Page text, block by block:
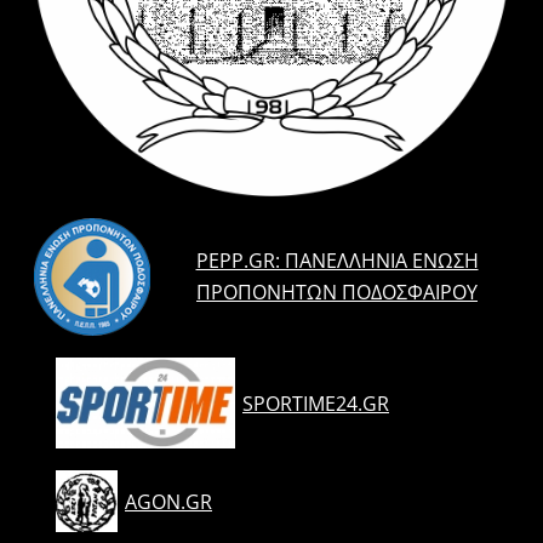
PEPP.GR: ΠΑΝΕΛΛΉΝΙΑ ΈΝΩΣΗ
ΠΡΟΠΟΝΗΤΏΝ ΠΟΔΟΣΦΑΊΡΟΥ
SPORTIME24.GR
AGON.GR